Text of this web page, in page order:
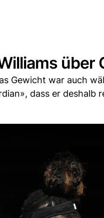
über
Gewicht war auch
dass er deshalb